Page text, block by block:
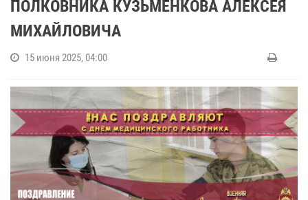
ПОЛКОВНИКА КУЗЬМЕНКОВА АЛЕКСЕЯ
МИХАЙЛОВИЧА
15 июня 2025, 04:00